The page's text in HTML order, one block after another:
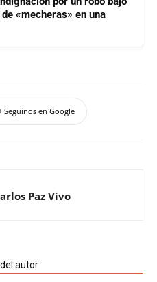
«mecheras» en una
Seguinos en Google
Paz Vivo
autor